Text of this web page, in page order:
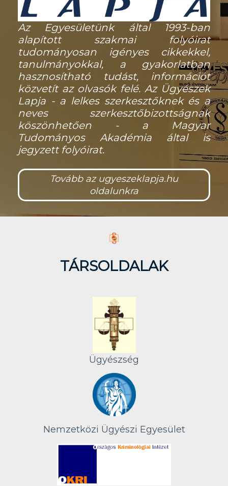
Az Egyesületünk által 1993-ban
alapított szakmai folyóirat
tudományosan igényes cikkekkel,
tanulmányokkal, a gyakorlatban
hasznosítható tudást, információt
közvetít az olvasók felé. Az Ügyészek
Lapja - a lelkes szerkesztőknek és a
neves szerkesztőbizottságnak
köszönhetően - a Magyar
Tudományos Akadémia által is
jegyzett folyóirat.
Tovább az ugyeszeklapja.hu
oldalunkra
TÁRSOLDALAK
Ügyészség
Nemzetközi Ügyészi Egyesület